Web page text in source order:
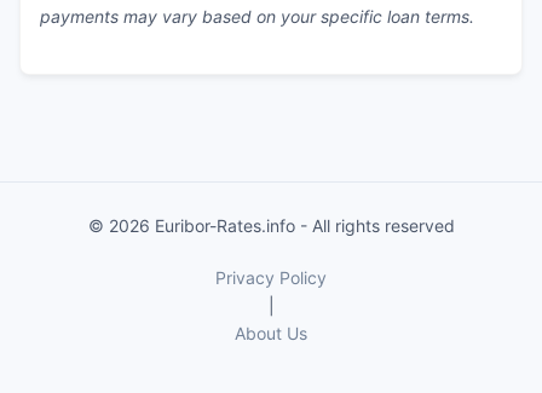
payments may vary based on your specific loan terms.
© 2026 Euribor-Rates.info - All rights reserved
Privacy Policy
About Us